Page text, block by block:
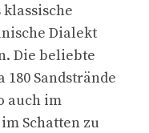
Dialekt
Die beliebte
Sandstrände
auch im
Schatten zu